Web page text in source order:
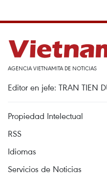
AGENCIA VIETNAMITA DE NOTICIAS
Editor en jefe: TRAN TIEN
Propiedad Intelectual
RSS
Idiomas
Servicios de Noticias